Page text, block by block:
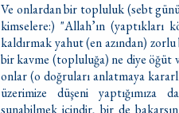
Ve onlardan bir topluluk (sebt
kimselere:) "Allah’ın (yaptıkları
kaldırmak yahut (en azından)
bir kavme (topluluğa) ne diye öğüt
onlar (o doğruları anlatmaya
üzerimize düşeni
sunabilmek içindir, bir de